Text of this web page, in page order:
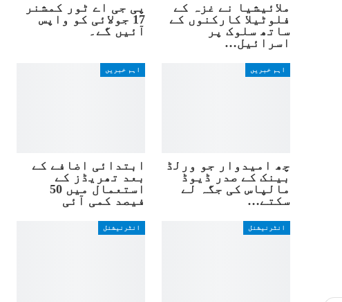
ملائیشیا نے غزہ کے
فلوٹیلا کارکنوں کے
ساتھ سلوک پر
اسرائیل…
پی جی اے ٹور کمشنر
17 جولائی کو واپس
آئیں گے۔
اہم خبریں
چھ امیدوار جو ورلڈ
بینک کے صدر ڈیوڈ
مالپاس کی جگہ لے
سکتے…
اہم خبریں
ابتدائی اضافے کے
بعد تھریڈز کے
استعمال میں 50
فیصد کمی آئی
انٹرنیشنل انٹرنیشنل